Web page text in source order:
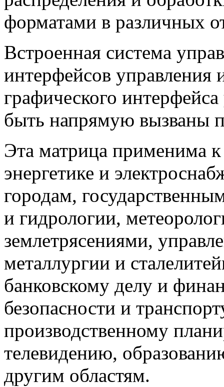
форматами в различных
Встроенная система
интерфейсов управления
графического
быть напрямую вызваны
Эта матрица применима
энергетике и
городам,
и гидрологии,
землетрясениями,
металлургии и
банковскому делу и
безопасности и
производственному
телевидению,
другим областям.